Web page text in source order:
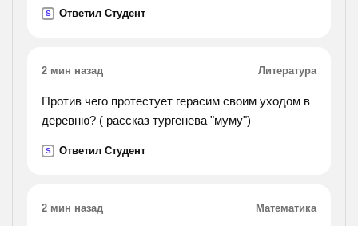
S Ответил Студент
2 мин назад Литература
Против чего протестует герасим своим уходом в
деревню? ( рассказ тургенева "муму")
S Ответил Студент
2 мин назад Математика